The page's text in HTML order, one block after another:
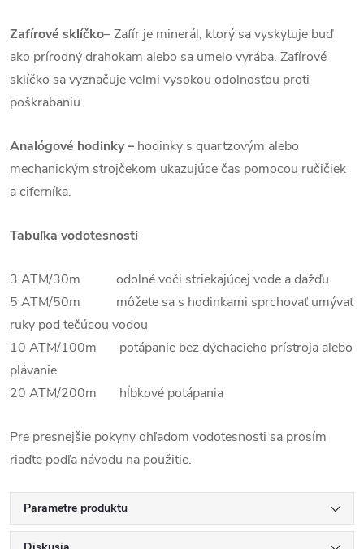
Zafírové sklíčko– Zafír je minerál, ktorý sa vyskytuje buď
ako prírodný drahokam alebo sa umelo vyrába. Zafírové
sklíčko sa vyznačuje veľmi vysokou odolnosťou proti
poškrabaniu.
Analógové hodinky – hodinky s quartzovým alebo
mechanickým strojčekom ukazujúce čas pomocou ručičiek
a ciferníka.
Tabuľka vodotesnosti
3 ATM/30m odolné voči striekajúcej vode a dažďu
5 ATM/50m môžete sa s hodinkami sprchovať umývať
ruky pod tečúcou vodou
10 ATM/100m potápanie bez dýchacieho prístroja alebo
plávanie
20 ATM/200m hĺbkové potápania
Pre presnejšie pokyny ohľadom vodotesnosti sa prosím
riaďte podľa návodu na použitie.
Parametre produktu